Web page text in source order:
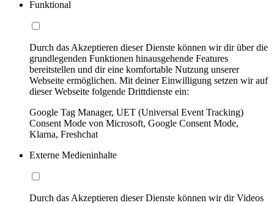
Funktional
Durch das Akzeptieren dieser Dienste können wir dir über die
grundlegenden Funktionen hinausgehende Features
bereitstellen und dir eine komfortable Nutzung unserer
Webseite ermöglichen. Mit deiner Einwilligung setzen wir auf
dieser Webseite folgende Drittdienste ein:
Google Tag Manager, UET (Universal Event Tracking)
Consent Mode von Microsoft, Google Consent Mode,
Klarna, Freshchat
Externe Medieninhalte
Durch das Akzeptieren dieser Dienste können wir dir Videos